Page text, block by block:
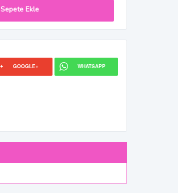
Sepete Ekle
GOOGLE+ WHATSAPP